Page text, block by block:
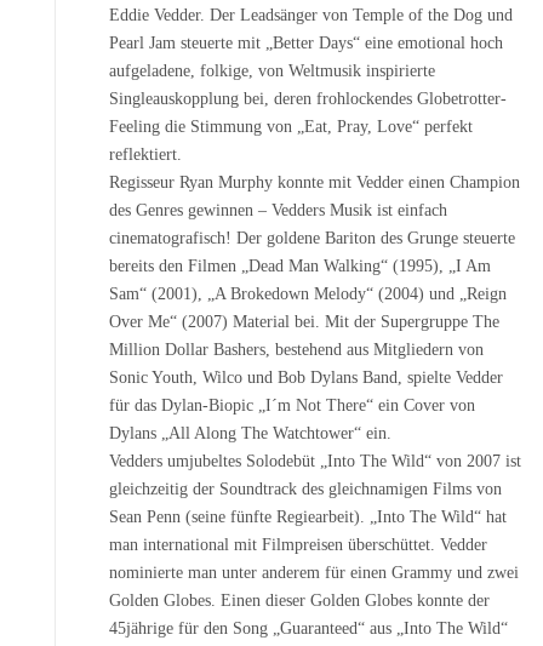
Eddie Vedder. Der Leadsänger von Temple of the Dog und
Pearl Jam steuerte mit „Better Days“ eine emotional hoch
aufgeladene, folkige, von Weltmusik inspirierte
Singleauskopplung bei, deren frohlockendes Globetrotter-
Feeling die Stimmung von „Eat, Pray, Love“ perfekt
reflektiert.
Regisseur Ryan Murphy konnte mit Vedder einen Champion
des Genres gewinnen – Vedders Musik ist einfach
cinematografisch! Der goldene Bariton des Grunge steuerte
bereits den Filmen „Dead Man Walking“ (1995), „I Am
Sam“ (2001), „A Brokedown Melody“ (2004) und „Reign
Over Me“ (2007) Material bei. Mit der Supergruppe The
Million Dollar Bashers, bestehend aus Mitgliedern von
Sonic Youth, Wilco und Bob Dylans Band, spielte Vedder
für das Dylan-Biopic „I´m Not There“ ein Cover von
Dylans „All Along The Watchtower“ ein.
Vedders umjubeltes Solodebüt „Into The Wild“ von 2007 ist
gleichzeitig der Soundtrack des gleichnamigen Films von
Sean Penn (seine fünfte Regiearbeit). „Into The Wild“ hat
man international mit Filmpreisen überschüttet. Vedder
nominierte man unter anderem für einen Grammy und zwei
Golden Globes. Einen dieser Golden Globes konnte der
45jährige für den Song „Guaranteed“ aus „Into The Wild“